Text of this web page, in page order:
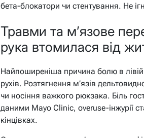
бета-блокатори чи стентування. Не
Травми та м’язове
рука втомилася від
Найпоширеніша причина болю в
рухів. Розтягнення м’язів
чи носіння важкого рюкзака. Біль
даними Mayo Clinic, overuse-інжурії
кінцівках.